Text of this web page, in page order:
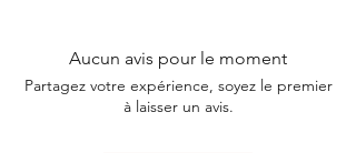
Aucun avis pour le moment
Partagez votre expérience, soyez le premier
à laisser un avis.